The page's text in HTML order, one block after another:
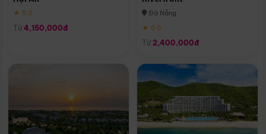
★ 5.0
Từ 4,150,000đ
Đà Nẵng
★ 5.0
Từ 2,400,000đ